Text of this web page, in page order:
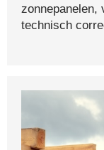
zonnepanelen,
technisch